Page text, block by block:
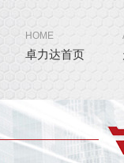
HOME
卓力达首页